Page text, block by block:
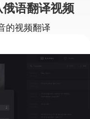
语翻译视频
的视频翻译